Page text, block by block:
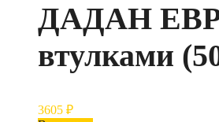
ДАДАН
втулками
3605 ₽